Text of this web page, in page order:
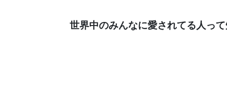
世界中のみんなに愛されてる人っ